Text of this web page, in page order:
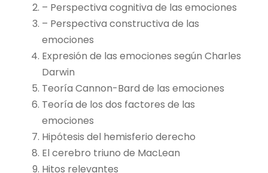
– Perspectiva cognitiva de las emociones
– Perspectiva constructiva de las
emociones
Expresión de las emociones según Charles
Darwin
Teoría Cannon-Bard de las emociones
Teoría de los dos factores de las
emociones
Hipótesis del hemisferio derecho
El cerebro triuno de MacLean
Hitos relevantes